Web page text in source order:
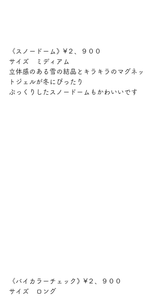
《スノードーム》¥２、９００
サイズ　ミディアム
立体感のある雪の結晶とキラキラのマグネッ
トジェルが冬にぴったり︎
ぷっくりしたスノードームもかわいいです
《バイカラーチェック》¥２、９００
サイズ　ロング